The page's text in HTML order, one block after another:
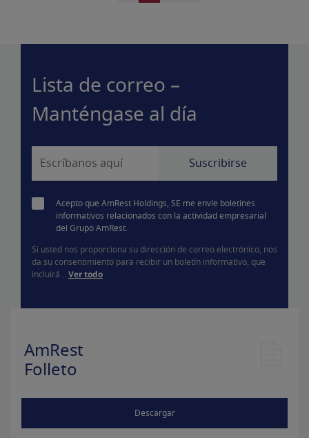
Lista de correo –
Manténgase al día
Acepto que AmRest Holdings, SE me envíe boletines
informativos relacionados con la actividad empresarial
del Grupo AmRest.
Si usted nos proporciona su dirección de correo electrónico, nos
da su consentimiento para recibir un boletín informativo, que
incluirá... Ver todo
AmRest
Folleto
Descargar